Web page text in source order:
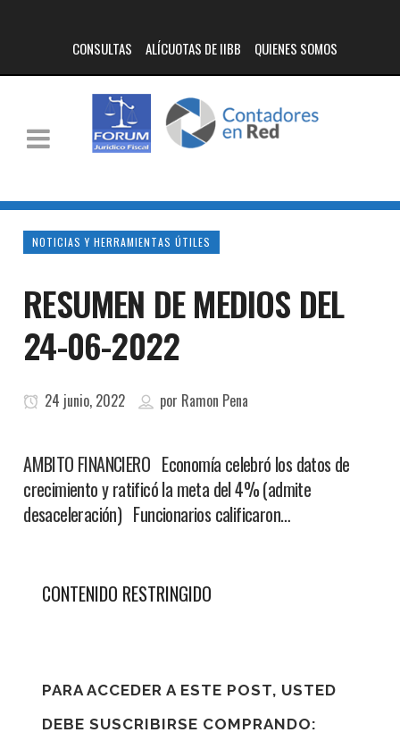
CONSULTAS ALÍCUOTAS DE IIBB QUIENES SOMOS
NOTICIAS Y HERRAMIENTAS ÚTILES
RESUMEN DE MEDIOS DEL
24-06-2022
24 junio, 2022 por Ramon Pena
AMBITO FINANCIERO Economía celebró los datos de
crecimiento y ratificó la meta del 4% (admite
desaceleración) Funcionarios calificaron…
CONTENIDO RESTRINGIDO
PARA ACCEDER A ESTE POST, USTED
DEBE SUSCRIBIRSE COMPRANDO: